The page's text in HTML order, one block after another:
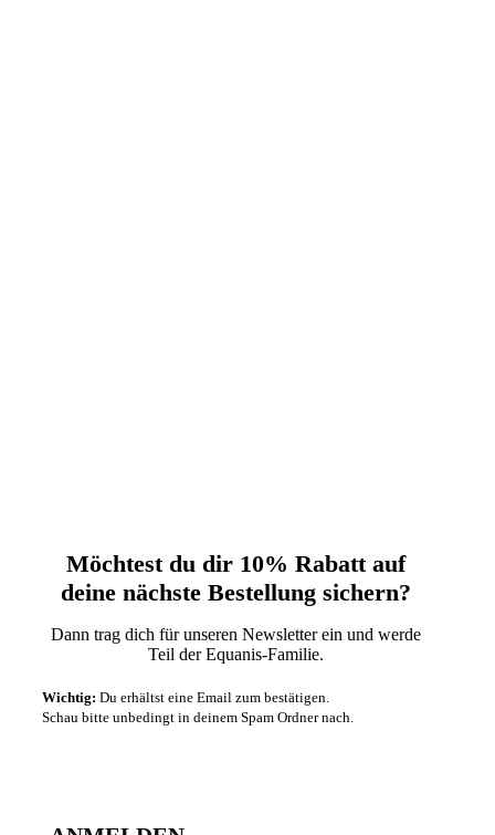
Möchtest du dir 10% Rabatt auf
deine nächste‬ Bestellung sichern?‬
Dann trag dich für unseren Newsletter ein und werde
Teil der Equanis-Familie.‬
Wichtig: Du erhältst eine Email zum bestätigen.
Schau bitte unbedingt in deinem Spam Ordner nach.